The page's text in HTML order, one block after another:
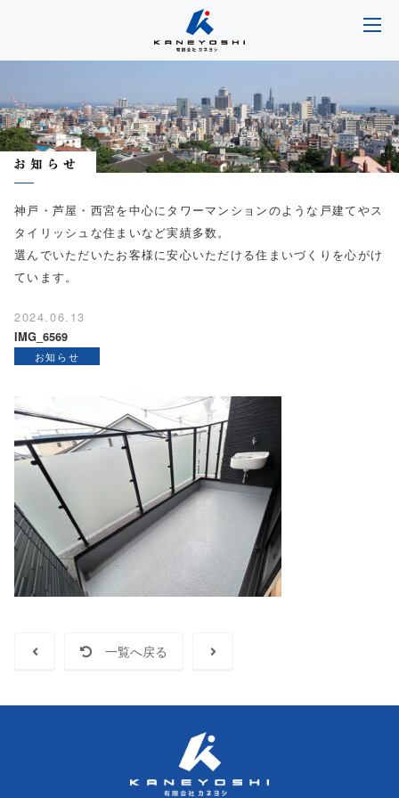
神戸・芦屋・西宮を中心にタワーマンションのような戸建てやス
タイリッシュな住まいなど実績多数。
選んでいただいたお客様に安心いただける住まいづくりを心がけ
ています。
2024.06.13
IMG_6569
お知らせ
一覧へ戻る